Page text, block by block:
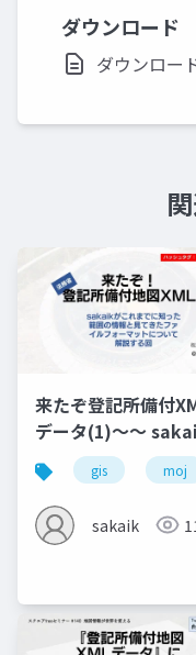
ダウンロード
ダウンロー
来たぞ登記所備付
データ(1)～～
がこれまでに知った
囲の情報と見てきた
ァイルフォーマットに
ついて解説する回
gis moj
sakaik